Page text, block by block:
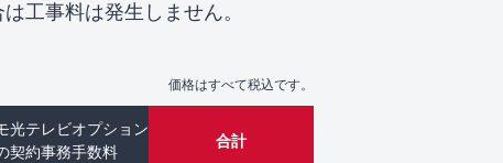
工事料は発生しません。
価格はすべて税込です。
光テレビオプション
契約事務手数料
合計